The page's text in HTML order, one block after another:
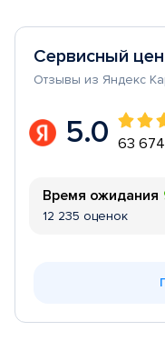
Сервисный
Отзывы из Яндекс
5.0 63
Время ожидания
12 235 оценок